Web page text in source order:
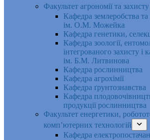
Факультет агрономії та
Кафедра землеробства та
ім. О.М. Можейка
Кафедра генетики,
Кафедра зоології,
інтегрованого захисту і
ім. Б.М. Литвинова
Кафедра рослинництва
Кафедра агрохімії
Кафедра ґрунтознавства
Кафедра
продукції рослинництва
Факультет енергетики,
комп’ютерних технологій
Кафедра